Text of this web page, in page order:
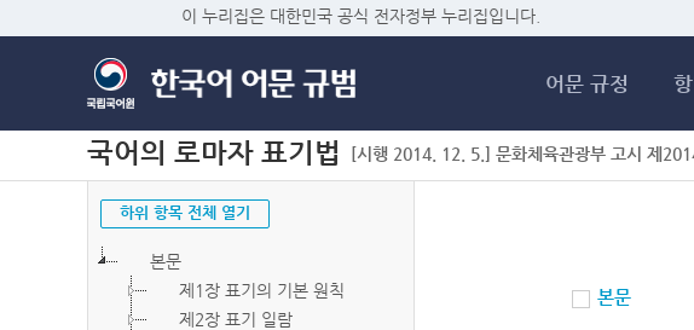
이 누리집은 대한민국 공식 전자정부 누리집입니다.
어문 규정
국어의 로마자 표기법 [시행 2014. 12. 5.] 문화체육관광부 고시 제
하위 항목 전체 열기
본문
제1장 표기의 기본 원칙
제2장 표기 일람
본문